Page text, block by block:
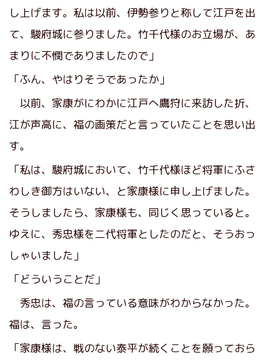
し上げます。私は以前、伊勢参りと称して江戸を出
て、駿府城に参りました。竹千代様のお立場が、あ
まりに不憫でありましたので」
「ふん、やはりそうであったか」
以前、家康がにわかに江戸へ鷹狩に来訪した折、
江が声高に、福の画策だと言っていたことを思い出
す。
「私は、駿府城において、竹千代様ほど将軍にふさ
わしき御方はいない、と家康様に申し上げました。
そうしましたら、家康様も、同じく思っていると。
ゆえに、秀忠様を二代将軍としたのだと、そうおっ
しゃいました」
「どういうことだ」
秀忠は、福の言っている意味がわからなかった。
福は、言った。
「家康様は、戦のない泰平が続くことを願っておら